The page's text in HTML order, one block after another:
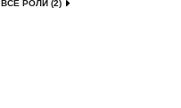
ВСЕ РОЛИ (2)